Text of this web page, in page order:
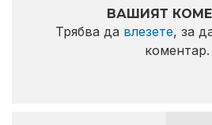
ВАШИЯТ
Трябва да влезете, за
коментар.